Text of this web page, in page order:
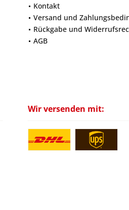
Kontakt
Versand und
Rückgabe und
AGB
Wir versenden mit: